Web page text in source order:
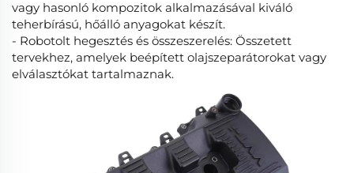
vagy hasonló kompozitok alkalmazásával kiváló
teherbírású, hőálló anyagokat készít.
- Robotolt hegesztés és összeszerelés: Összetett
tervekhez, amelyek beépített olajszeparátorokat vagy
elválasztókat tartalmaznak.